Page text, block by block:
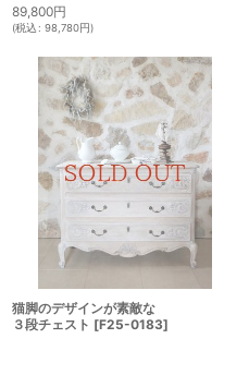
89,800円
(税込: 98,780円)
猫脚のデザインが素敵な
３段チェスト [F25-0183]